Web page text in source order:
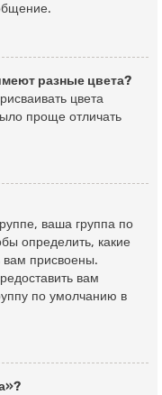
разные цвета?
цвета
проще отличать
ваша группа по
определить, какие
вам присвоены.
вам
по умолчанию в